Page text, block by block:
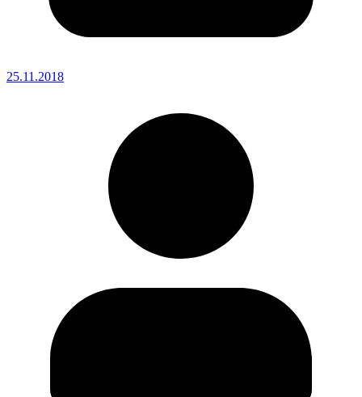
25.11.2018